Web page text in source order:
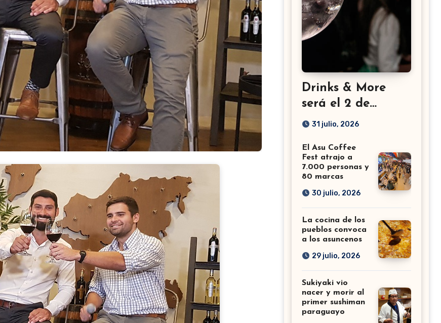
Drinks & More
será el 2 de
setiembre en el
31 julio, 2026
El Asu Coffee
Fest atrajo a
7.000 personas y
80 marcas
30 julio, 2026
La cocina de los
pueblos convoca
a los asuncenos
29 julio, 2026
Sukiyaki vio
nacer y morir al
primer sushiman
paraguayo